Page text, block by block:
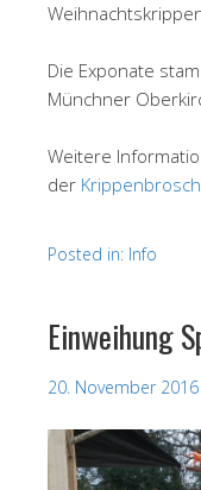
Die Exponate
Münchner
Weitere
der
Posted in: Info
Einweihung
20. November 2016